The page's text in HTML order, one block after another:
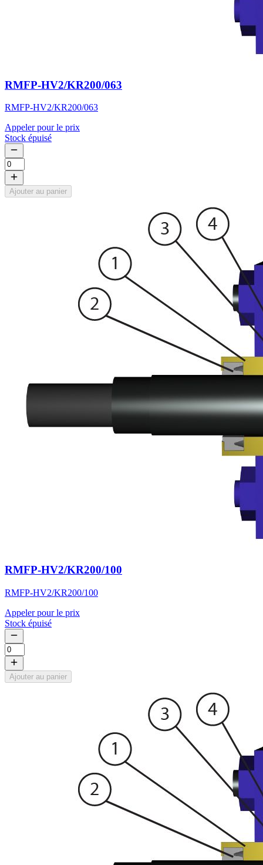
RMFP-HV2/KR200/063
RMFP-HV2/KR200/063
Appeler pour le prix
Stock épuisé
Ajouter au panier
RMFP-HV2/KR200/100
RMFP-HV2/KR200/100
Appeler pour le prix
Stock épuisé
Ajouter au panier